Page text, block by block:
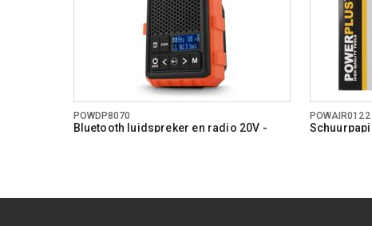
POWDP8070
Bluetooth luidspreker en radio 20V -
POWAIR0122